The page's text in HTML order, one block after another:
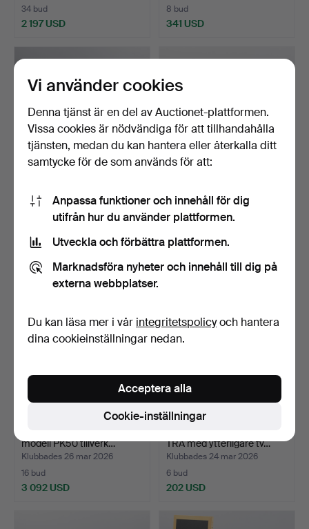
34 bud
2 197 USD
8 bud
341 USD
SKOVBY MØBELFABRIK.
Ovalt matbord i jakara…
Klubbades 25 apr 2026
17 bud
MATBORD, design,
Danmark, förkromad
stålra…
Klubbades 27 mar 2026
9 bud
modell PK50 tillverk…
Klubbades 26 mar 2026
16 bud
3 092 USD
TRÄ med ytterligare tv…
Klubbades 24 mar 2026
6 bud
202 USD
Vi använder cookies
Denna tjänst är en del av Auctionet-plattformen.
Vissa cookies är nödvändiga för att tillhandahålla
tjänsten, medan du kan hantera eller återkalla ditt
samtycke för de som används för att:
Anpassa funktioner och innehåll för dig
utifrån hur du använder plattformen.
Utveckla och förbättra plattformen.
Marknadsföra nyheter och innehåll till dig på
externa webbplatser.
Du kan läsa mer i vår integritetspolicyoch hantera
dina cookieinställningar nedan.
Cookie-inställningar
Acceptera alla